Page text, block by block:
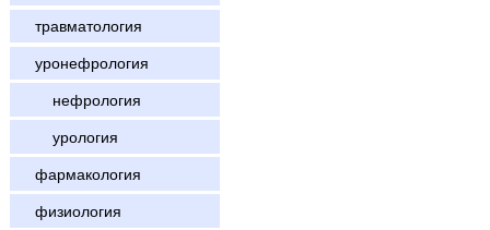
травматология
уронефрология
нефрология
урология
фармакология
физиология